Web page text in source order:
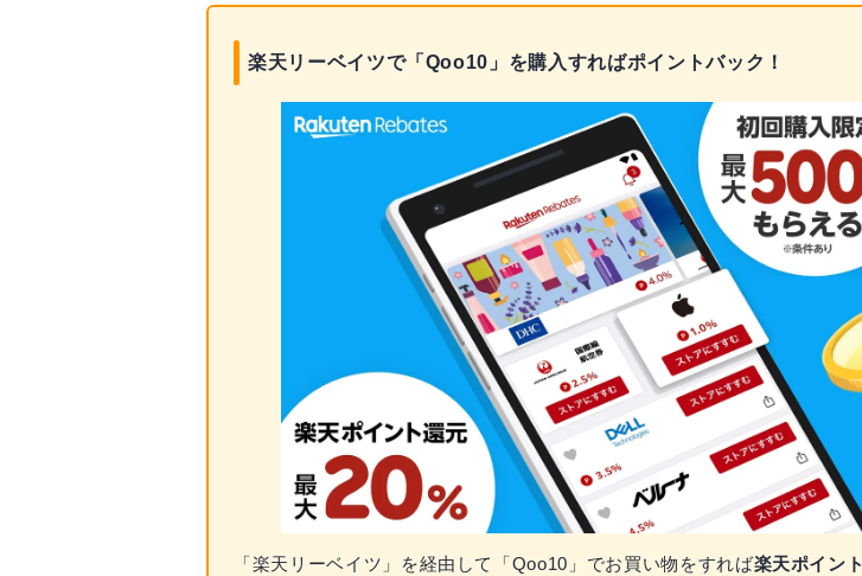
楽天リーベイツで「Qoo10」を購入すればポイントバック！
「楽天リーベイツ」を経由して「Qoo10」でお買い物をすれば楽天ポイント